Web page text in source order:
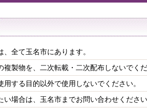
全て玉名市にあります。
製物を、二次転載・二次配布しないでくだ
する目的以外で使用しないでください。
い場合は、玉名市までお問い合わせください